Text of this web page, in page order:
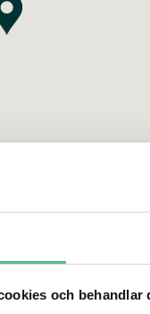
och